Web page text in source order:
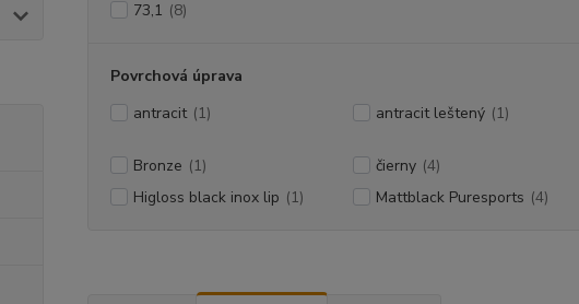
73,1 (8)
Povrchová úprava
antracit (1) antracit leštený (1)
Bronze (1) čierny (4)
Higloss black inox lip (1) Mattblack Puresports (4)